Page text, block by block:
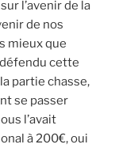
l’avenir de la
de nos
mieux que
défendu cette
partie chasse,
se passer
l’avait
à 200€, oui